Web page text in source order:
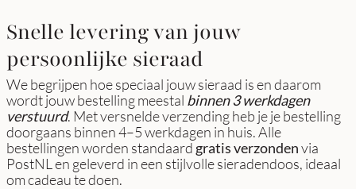
Snelle levering van jouw
persoonlijke sieraad
We begrijpen hoe speciaal jouw sieraad is en daarom
wordt jouw bestelling meestal binnen 3 werkdagen
verstuurd. Met versnelde verzending heb je je bestelling
doorgaans binnen 4–5 werkdagen in huis. Alle
bestellingen worden standaard gratis verzondenvia
PostNL en geleverd in een stijlvolle sieradendoos, ideaal
om cadeau te doen.